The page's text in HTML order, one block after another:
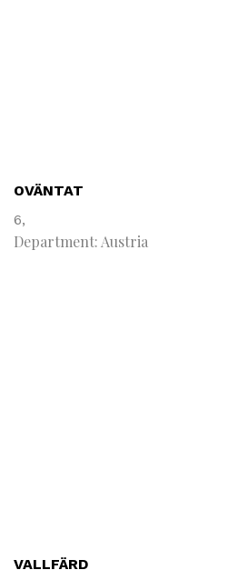
OVÄNTAT
6,
Department: Austria
VALLFÄRD